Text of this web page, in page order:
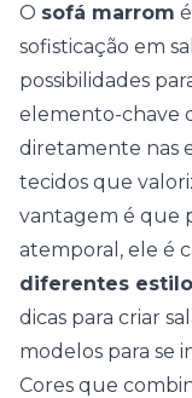
O sofá marrom
sofisticação em
possibilidades
elemento-chave
diretamente nas
tecidos que
vantagem é que
atemporal, ele é
diferentes
dicas para criar
modelos para se
Cores que